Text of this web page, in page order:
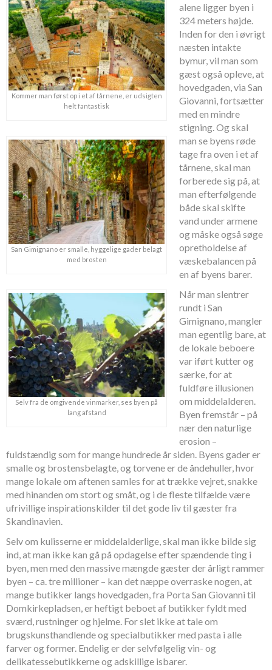
Kommer man først op i et af tårnene, er udsigten
helt fantastisk
San Gimignano er smalle, hyggelige gader belagt
med brosten
Selv fra de omgivende vinmarker, ses byen på
lang afstand
alene ligger byen i
324 meters højde.
Inden for den i øvrigt
næsten intakte
bymur, vil man som
gæst også opleve, at
hovedgaden, via San
Giovanni, fortsætter
med en mindre
stigning. Og skal
man se byens røde
tage fra oven i et af
tårnene, skal man
forberede sig på, at
man efterfølgende
både skal skifte
vand under armene
og måske også søge
opretholdelse af
væskebalancen på
en af byens barer.
Når man slentrer
rundt i San
Gimignano, mangler
man egentlig bare, at
de lokale beboere
var iført kutter og
særke, for at
fuldføre illusionen
om middelalderen.
Byen fremstår – på
nær den naturlige
erosion –
fuldstændig som for mange hundrede år siden. Byens gader er
smalle og brostensbelagte, og torvene er de åndehuller, hvor
mange lokale om aftenen samles for at trække vejret, snakke
med hinanden om stort og småt, og i de fleste tilfælde være
ufrivillige inspirationskilder til det gode liv til gæster fra
Skandinavien.
Selv om kulisserne er middelalderlige, skal man ikke bilde sig
ind, at man ikke kan gå på opdagelse efter spændende ting i
byen, men med den massive mængde gæster der årligt rammer
byen – ca. tre millioner – kan det næppe overraske nogen, at
mange butikker langs hovedgaden, fra Porta San Giovanni til
Domkirkepladsen, er heftigt beboet af butikker fyldt med
sværd, rustninger og hjelme. For slet ikke at tale om
brugskunsthandlende og specialbutikker med pasta i alle
farver og former. Endelig er der selvfølgelig vin- og
delikatessebutikkerne og adskillige isbarer.